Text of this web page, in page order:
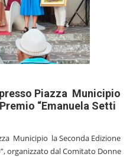
Piazza Municipio
“Emanuela Setti
Municipio la Seconda Edizione
organizzato dal Comitato Donne